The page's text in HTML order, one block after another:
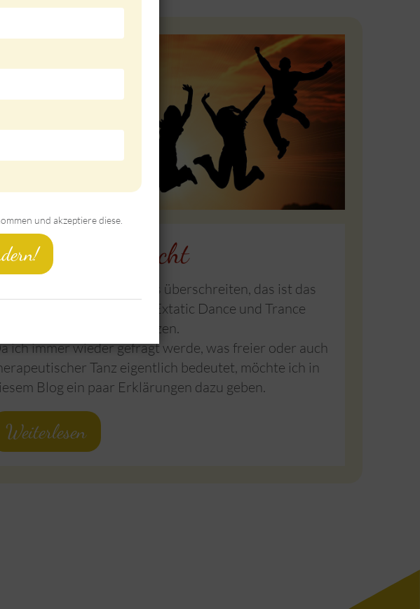
Tanz ins Licht
Die Grenzen des Verstandes überschreiten, das ist das
Ziel des freien Tanzens wie Extatic Dance und Trance
Dance, biodynamisches Tanzen.
ich immer wieder gefragt werde, was freier oder auch
Tanz eigentlich bedeutet, möchte ich in
Blog ein paar Erklärungen dazu geben.
Weiterlesen
und akzeptiere diese.